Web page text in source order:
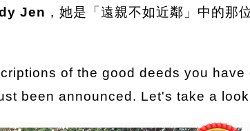
Jen ，她是「遠親不如近鄰」中的那
of the good deeds you
been announced. Let's take a